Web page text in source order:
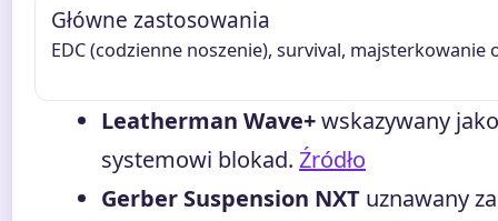
Główne zastosowania
EDC (codzienne noszenie), survival,
Leatherman Wave+wskazywany
systemowi blokad. Źródło
Gerber Suspension NXT uznawany